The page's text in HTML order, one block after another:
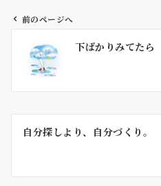
ビ
ン
前のページへ
下ばかりみてたら
自分探しより、自分づくり。